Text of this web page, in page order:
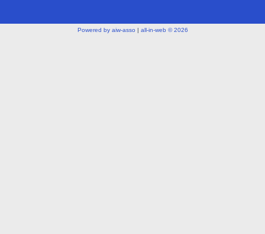
Powered by aiw-asso | all-in-web © 2026